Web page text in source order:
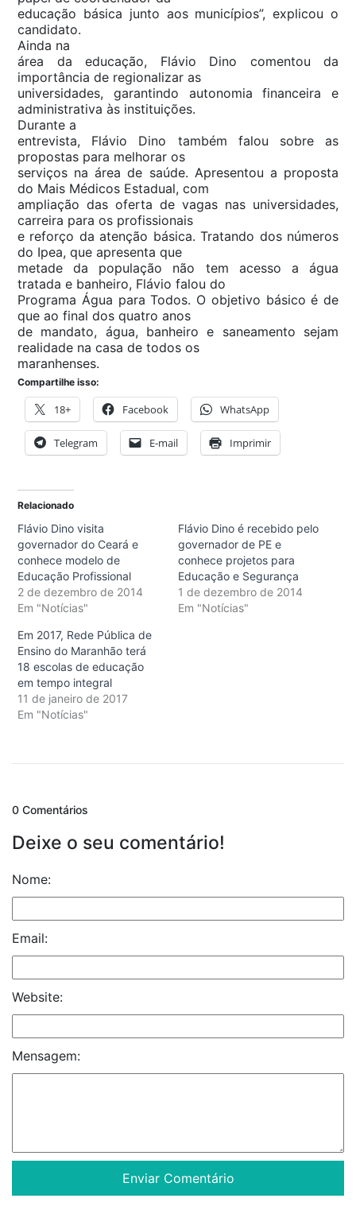
educação básica junto aos municípios”, explicou o
candidato.
Ainda na
área da educação, Flávio Dino comentou da
importância de regionalizar as
universidades, garantindo autonomia financeira e
administrativa às instituições.
Durante a
entrevista, Flávio Dino também falou sobre as
propostas para melhorar os
serviços na área de saúde. Apresentou a proposta
do Mais Médicos Estadual, com
ampliação das oferta de vagas nas universidades,
carreira para os profissionais
e reforço da atenção básica. Tratando dos números
do Ipea, que apresenta que
metade da população não tem acesso a água
tratada e banheiro, Flávio falou do
Programa Água para Todos. O objetivo básico é de
que ao final dos quatro anos
de mandato, água, banheiro e saneamento sejam
realidade na casa de todos os
maranhenses.
Compartilhe isso:
18+ Facebook WhatsApp
Telegram E-mail Imprimir
Relacionado
Flávio Dino visita
governador do Ceará e
conhece modelo de
Educação Profissional
2 de dezembro de 2014
Em "Notícias"
Flávio Dino é recebido pelo
governador de PE e
conhece projetos para
Educação e Segurança
1 de dezembro de 2014
Em "Notícias"
Em 2017, Rede Pública de
Ensino do Maranhão terá
18 escolas de educação
em tempo integral
11 de janeiro de 2017
Em "Notícias"
0 Comentários
Deixe o seu comentário!
Nome:
Email:
Website:
Mensagem: